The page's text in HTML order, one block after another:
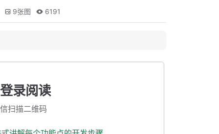
9张图 6191
录阅读
扫描二维码